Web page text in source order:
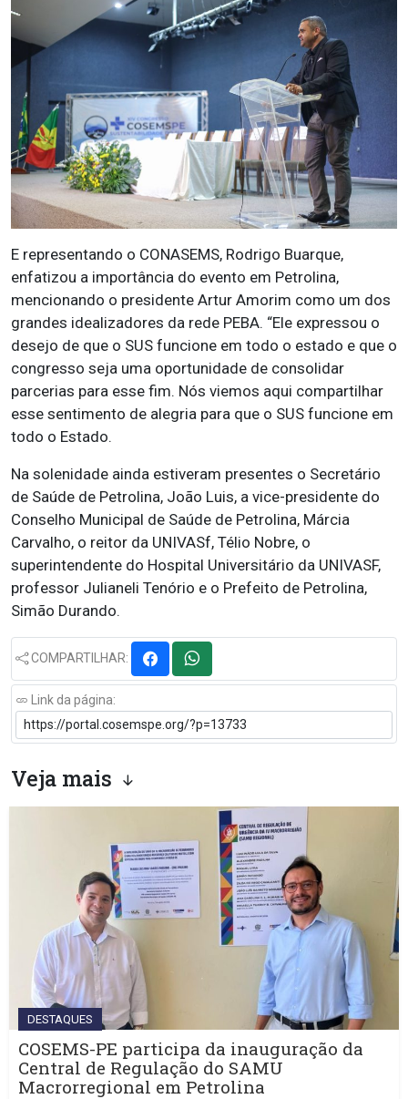
E representando o CONASEMS, Rodrigo Buarque,
enfatizou a importância do evento em Petrolina,
mencionando o presidente Artur Amorim como um dos
grandes idealizadores da rede PEBA. “Ele expressou o
desejo de que o SUS funcione em todo o estado e que o
congresso seja uma oportunidade de consolidar
parcerias para esse fim. Nós viemos aqui compartilhar
esse sentimento de alegria para que o SUS funcione em
todo o Estado.
Na solenidade ainda estiveram presentes o Secretário
de Saúde de Petrolina, João Luis, a vice-presidente do
Conselho Municipal de Saúde de Petrolina, Márcia
Carvalho, o reitor da UNIVASf, Télio Nobre, o
superintendente do Hospital Universitário da UNIVASF,
professor Julianeli Tenório e o Prefeito de Petrolina,
Simão Durando.
COMPARTILHAR:
Link da página:
Veja mais
DESTAQUES
COSEMS-PE participa da inauguração da
Central de Regulação do SAMU
Macrorregional em Petrolina